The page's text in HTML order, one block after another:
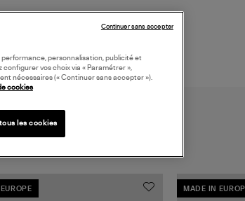
MADE IN
personnalisation, publicité et
vos choix via « Paramétrer »,
nécessaires (« Continuer sans accepter »).
cookies
les cookies
Continuer sans accepter